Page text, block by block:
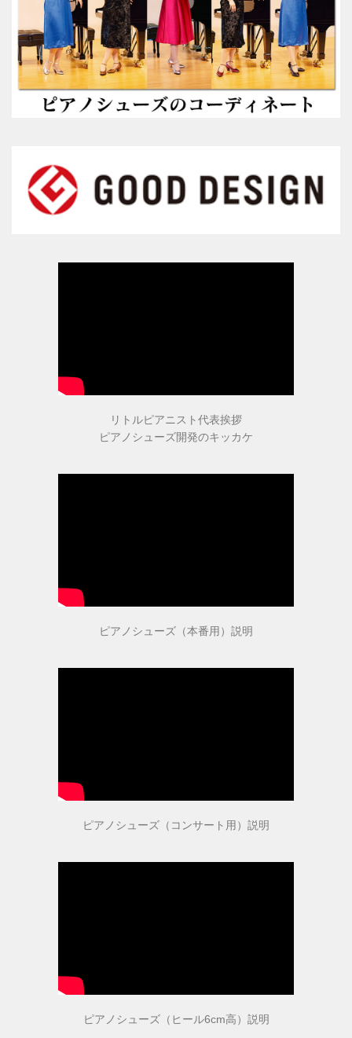
参考動画
コンセプト
絵で見るピアノシューズ
こんなお悩みはありませんか？
愛用ピアニストの声１
ピアノシューズ愛用音楽家等
ご購入者の声
リトルピアニスト代表挨拶
ピアノシューズ開発のキッカケ
ピアノシューズ（本番用）説明
ピアノシューズ（コンサート用）説明
ピアノシューズ（ヒール6cm高）説明